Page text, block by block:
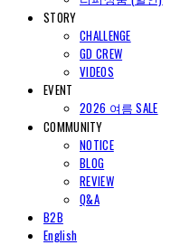
STORY
CHALLENGE
GD CREW
VIDEOS
EVENT
2026 여름 SALE
COMMUNITY
NOTICE
BLOG
REVIEW
Q&A
B2B
English